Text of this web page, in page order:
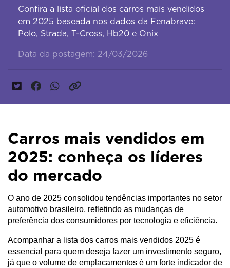
Confira a lista oficial dos carros mais vendidos
em 2025 baseada nos dados da Fenabrave:
Polo, Strada, T-Cross, Hb20 e Onix
Data da postagem: 24/03/2026
Carros mais vendidos em
2025: conheça os líderes
do mercado
O ano de 2025 consolidou tendências importantes no setor
automotivo brasileiro, refletindo as mudanças de
preferência dos consumidores por tecnologia e eficiência.
Acompanhar a lista dos carros mais vendidos 2025 é
essencial para quem deseja fazer um investimento seguro,
já que o volume de emplacamentos é um forte indicador de